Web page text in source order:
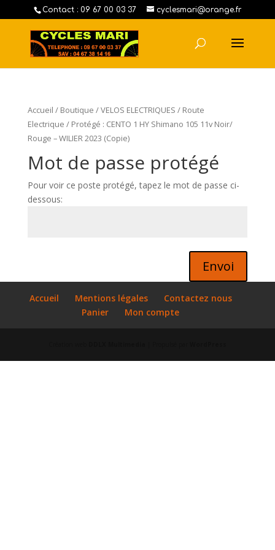
Contact : 09 67 00 03 37 cyclesmari@orange.fr
Accueil / Boutique /VELOS ELECTRIQUES / Route
Electrique / Protégé : CENTO 1 HY Shimano 105 11v Noir/
Rouge – WILIER 2023 (Copie)
Mot de passe protégé
Pour voir ce poste protégé, tapez le mot de passe ci-
dessous:
Envoi
Accueil Mentions légales
Contactez nous
Panier
Mon compte